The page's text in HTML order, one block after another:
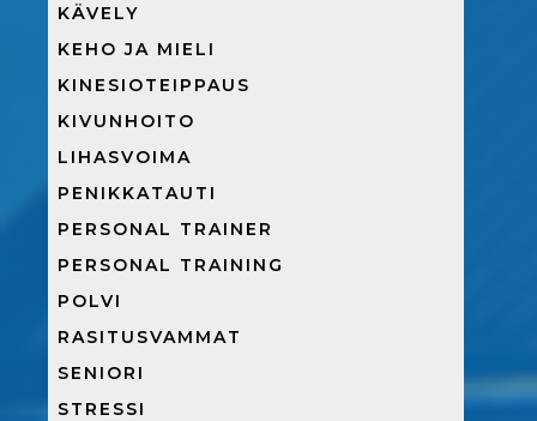
KÄVELY
KEHO JA MIELI
KINESIOTEIPPAUS
KIVUNHOITO
LIHASVOIMA
PENIKKATAUTI
PERSONAL TRAINER
PERSONAL TRAINING
POLVI
RASITUSVAMMAT
SENIORI
STRESSI